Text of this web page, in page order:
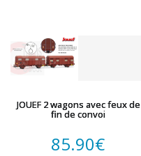
JOUEF 2 wagons avec feux de
fin de convoi
85.90€